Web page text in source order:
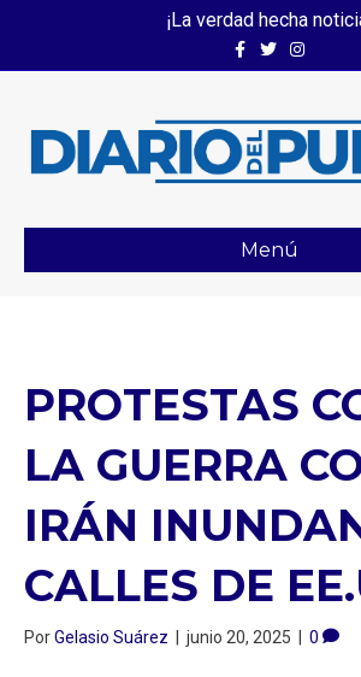
¡La verdad hecha
FacebookTwitterInstagram
Menú
PROTESTAS
LA GUERRA
IRÁN
CALLES DE
PorGelasio Suárez | junio 20, 2025 | 0